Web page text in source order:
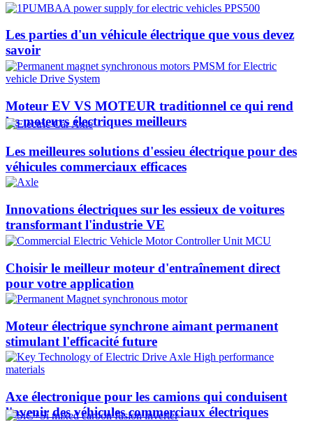
Les parties d'un véhicule électrique que vous devez
savoir
Moteur EV VS MOTEUR traditionnel ce qui rend
les moteurs électriques meilleurs
Les meilleures solutions d'essieu électrique pour des
véhicules commerciaux efficaces
Innovations électriques sur les essieux de voitures
transformant l'industrie VE
Choisir le meilleur moteur d'entraînement direct
pour votre application
Moteur électrique synchrone aimant permanent
stimulant l'efficacité future
Axe électronique pour les camions qui conduisent
l'avenir des véhicules commerciaux électriques